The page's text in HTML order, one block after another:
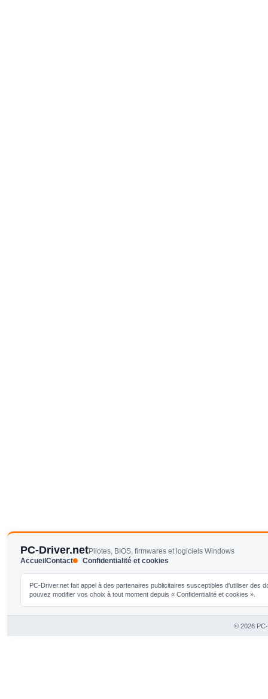
PC-Driver.netPilotes, BIOS, firmwares et logiciels Windows
AccueilContact Confidentialité et cookies
PC-Driver.net fait appel à des partenaires publicitaires susceptibles d'utiliser
pouvez modifier vos choix à tout moment depuis « Confidentialité et cookies ».
© 2026